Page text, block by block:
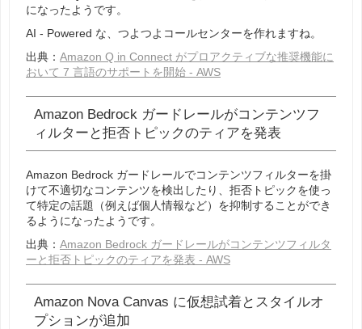
になったようです。
AI - Powered な、つよつよコールセンターを作れますね。
出典： Amazon Q in Connect がプロアクティブな推奨機能に
おいて 7 言語のサポートを開始 - AWS
Amazon Bedrock ガードレールがコンテンツフ
ィルターと拒否トピックのティアを発表
Amazon Bedrock ガードレールでコンテンツフィルターを掛
けて不適切なコンテンツを検出したり、拒否トピックを使っ
て特定の話題（例えば個人情報など）を抑制することができ
るようになったようです。
出典： Amazon Bedrock ガードレールがコンテンツフィルタ
ーと拒否トピックのティアを発表 - AWS
Amazon Nova Canvas に仮想試着とスタイルオ
プションが追加